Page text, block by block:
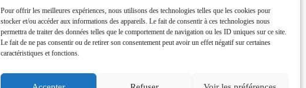
Pour offrir les meilleures expériences, nous utilisons des technologies telles que les cookies pour
stocker et/ou accéder aux informations des appareils. Le fait de consentir à ces technologies nous
permettra de traiter des données telles que le comportement de navigation ou les ID uniques sur ce site.
Le fait de ne pas consentir ou de retirer son consentement peut avoir un effet négatif sur certaines
caractéristiques et fonctions.
Plume Caraïbe: conseil
éditorial + rédaction
Foodîles Agency: lab + média +
événement
The Flamboyant Agency
maison d'édition
Cuisines mobiles